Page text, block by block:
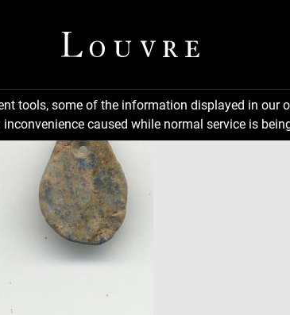
tools, some of the information displayed in
caused while normal service is